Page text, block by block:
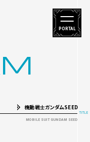
PORTAL
機動戦士ガンダムSEED